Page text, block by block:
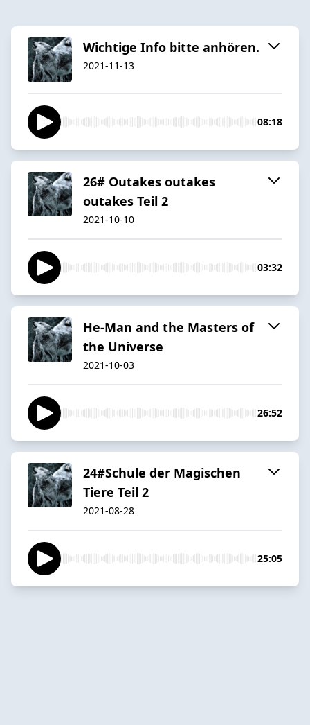
Wichtige Info bitte anhören.
2021-11-13
08:18
26# Outakes outakes
outakes Teil 2
2021-10-10
03:32
He-Man and the Masters of
the Universe
2021-10-03
26:52
24#Schule der Magischen
Tiere Teil 2
2021-08-28
25:05